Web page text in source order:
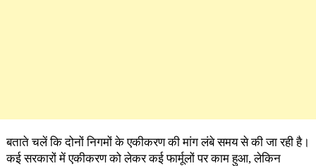
बताते चलें कि दोनों निगमों के एकीकरण की मांग लंबे समय से की जा रही है।
कई सरकारों में एकीकरण को लेकर कई फार्मूलों पर काम हुआ, लेकिन